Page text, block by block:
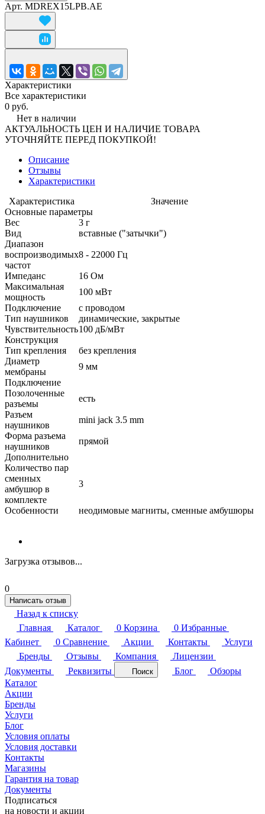
Арт. MDREX15LPB.AE
Характеристики
Все характеристики
0 руб.
Нет в наличии
АКТУАЛЬНОСТЬ ЦЕН И НАЛИЧИЕ ТОВАРА
УТОЧНЯЙТЕ ПЕРЕД ПОКУПКОЙ!
Описание
Отзывы
Характеристики
Характеристика
Значение
Основные параметры
Вес
3 г
Вид
вставные ("затычки")
Диапазон
воспроизводимых
частот
8 - 22000 Гц
Импеданс
16 Ом
Максимальная
мощность
100 мВт
Подключение
с проводом
Тип наушников
динамические, закрытые
Чувствительность100 дБ/мВт
Конструкция
Тип крепления
без крепления
Диаметр
мембраны
9 мм
Подключение
Позолоченные
разъемы
есть
Разъем
наушников
mini jack 3.5 mm
Форма разъема
наушников
прямой
Дополнительно
Количество пар
сменных
амбушюр в
комплекте
3
Особенности неодимовые магниты, сменные амбушюры
Загрузка отзывов...
0
Написать отзыв
Назад к списку
Главная
Каталог 0 Корзина 0 Избранные
Кабинет
0 Сравнение Акции Контакты
Услуги
Бренды
Отзывы Компания
Лицензии
Документы
Реквизиты Поиск Блог
Обзоры
Каталог
Акции
Бренды
Услуги
Блог
Условия оплаты
Условия доставки
Контакты
Магазины
Гарантия на товар
Документы
Подписаться
на новости и акции